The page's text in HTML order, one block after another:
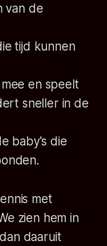
van de
tijd kunnen
en speelt
sneller in de
baby's die
met
zien hem in
daaruit